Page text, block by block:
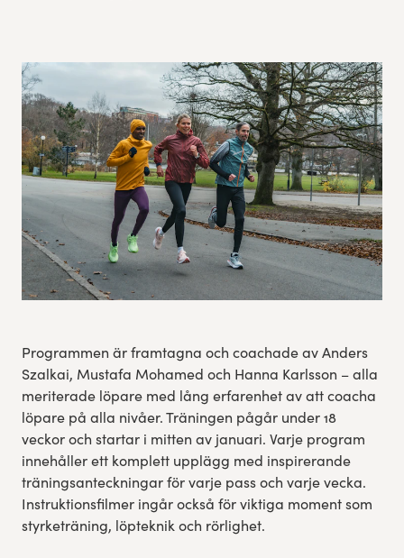
Programmen är framtagna och coachade av Anders
Szalkai, Mustafa Mohamed och Hanna Karlsson – alla
meriterade löpare med lång erfarenhet av att coacha
löpare på alla nivåer. Träningen pågår under 18
veckor och startar i mitten av januari. Varje program
innehåller ett komplett upplägg med inspirerande
träningsanteckningar för varje pass och varje vecka.
Instruktionsfilmer ingår också för viktiga moment som
styrketräning, löpteknik och rörlighet.
Göteborgsvarvet familjeområde
Res, bo, upplev
Hållbarhet
Göteborgsvarvets historia
Funktionär/Volontär